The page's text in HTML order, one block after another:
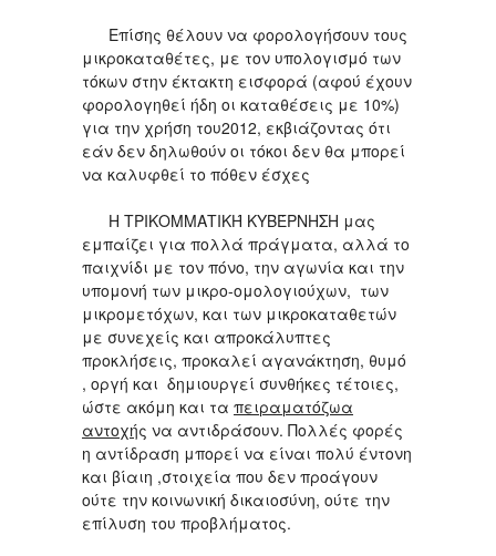
Επίσης θέλουν να φορολογήσουν τους
μικροκαταθέτες, με τον υπολογισμό των
τόκων στην έκτακτη εισφορά (αφού έχουν
φορολογηθεί ήδη οι καταθέσεις με 10%)
για την χρήση του2012, εκβιάζοντας ότι
εάν δεν δηλωθούν οι τόκοι δεν θα μπορεί
να καλυφθεί το πόθεν έσχες
Η ΤΡΙΚΟΜΜΑΤΙΚΉ ΚΥΒΈΡΝΗΣΗ μας
εμπαίζει για πολλά πράγματα, αλλά το
παιχνίδι με τον πόνο, την αγωνία και την
υπομονή των μικρο-ομολογιούχων, των
μικρομετόχων, και των μικροκαταθετών
με συνεχείς και απροκάλυπτες
προκλήσεις, προκαλεί αγανάκτηση, θυμό
, οργή και δημιουργεί συνθήκες τέτοιες,
ώστε ακόμη και τα πειραματόζωα
αντοχής να αντιδράσουν. Πολλές φορές
η αντίδραση μπορεί να είναι πολύ έντονη
και βίαιη ,στοιχεία που δεν προάγουν
ούτε την κοινωνική δικαιοσύνη, ούτε την
επίλυση του προβλήματος.